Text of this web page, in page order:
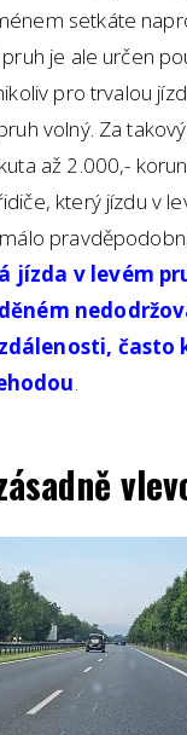
setkáte
je ale určen
pro trvalou
volný. Za
až 2.000,-
který jízdu v
jízda v levém
často
.